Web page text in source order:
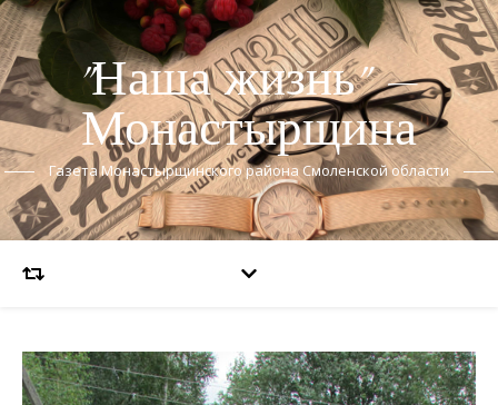
"Наша жизнь" —
Монастырщина
Газета Монастырщинского района Смоленской области